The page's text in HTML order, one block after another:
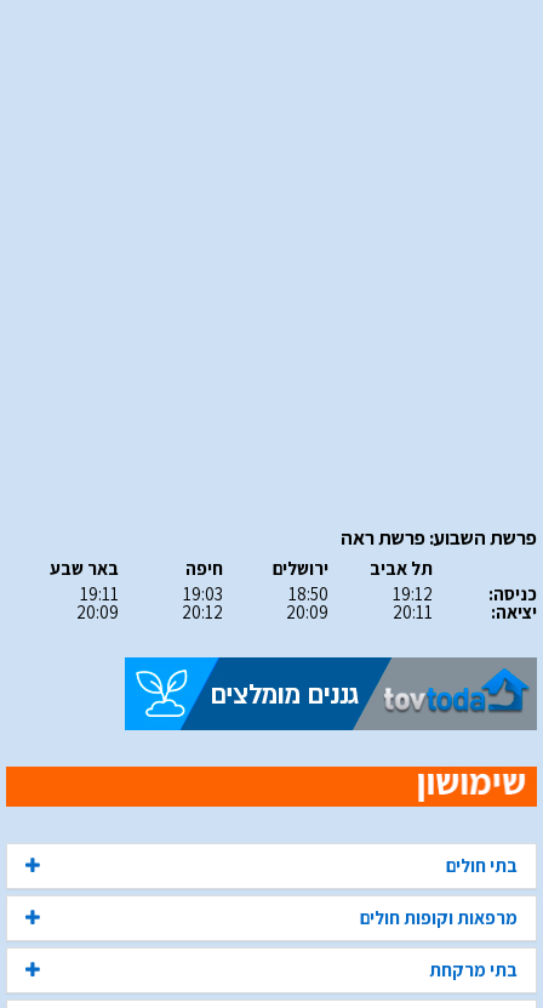
פרשת השבוע: פרשת ראה
כניסה:
יציאה:
תל אביב
19:12
20:11
ירושלים
18:50
20:09
חיפה
19:03
20:12
באר שבע
19:11
20:09
בתי חולים
מרפאות וקופות חולים
בתי מרקחת